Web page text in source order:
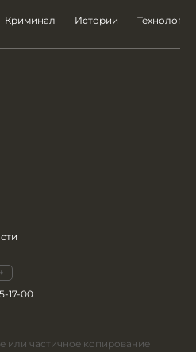
Криминал Истории Технологии
17-00
частичное копирование